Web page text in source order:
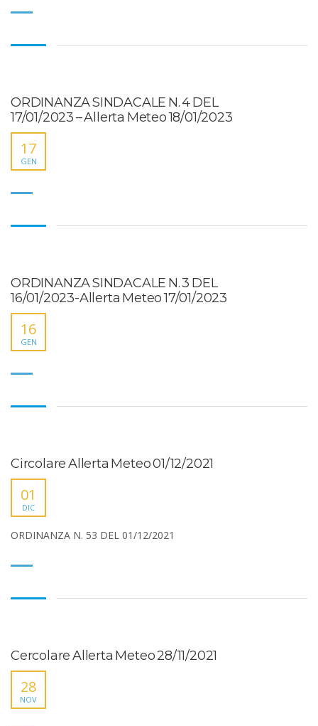
ORDINANZA SINDACALE N. 4 DEL
17/01/2023 – Allerta Meteo 18/01/2023
17
GEN
ORDINANZA SINDACALE N. 3 DEL
16/01/2023-Allerta Meteo 17/01/2023
16
GEN
Circolare Allerta Meteo 01/12/2021
01
DIC
ORDINANZA N. 53 DEL 01/12/2021
Cercolare Allerta Meteo 28/11/2021
28
NOV